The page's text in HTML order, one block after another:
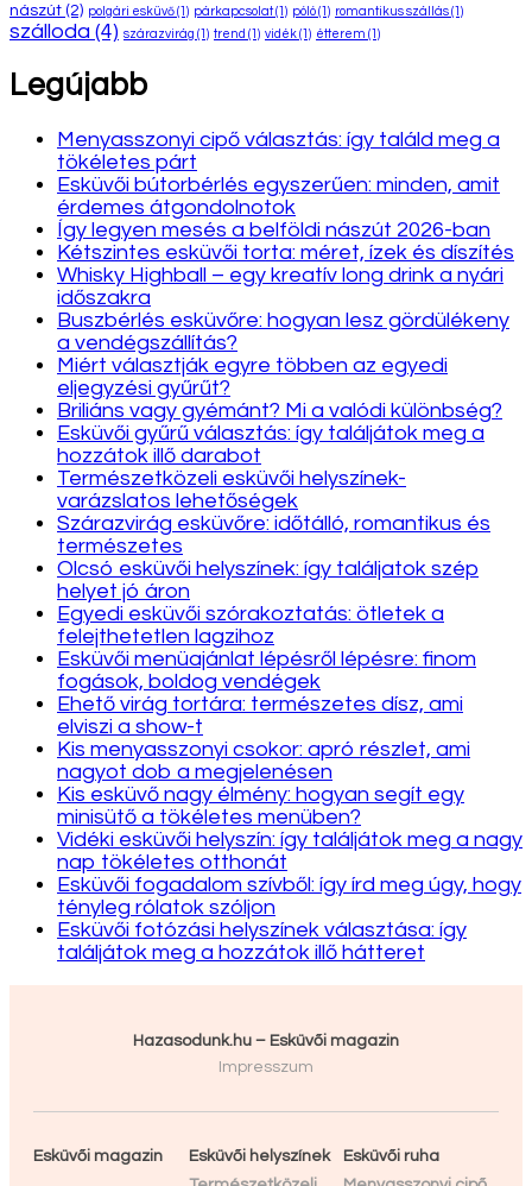
nászút (2) polgári esküvő(1) párkapcsolat(1) póló(1) romantikus szállás(1)
szálloda (4) szárazvirág (1) trend (1) vidék(1) étterem (1)
Legújabb
Menyasszonyi cipő választás: így találd meg a
tökéletes párt
Esküvői bútorbérlés egyszerűen: minden, amit
érdemes átgondolnotok
Így legyen mesés a belföldi nászút 2026-ban
Kétszintes esküvői torta: méret, ízek és díszítés
Whisky Highball – egy kreatív long drink a nyári
időszakra
Buszbérlés esküvőre: hogyan lesz gördülékeny
a vendégszállítás?
Miért választják egyre többen az egyedi
eljegyzési gyűrűt?
Briliáns vagy gyémánt? Mi a valódi különbség?
Esküvői gyűrű választás: így találjátok meg a
hozzátok illő darabot
Természetközeli esküvői helyszínek-
varázslatos lehetőségek
Szárazvirág esküvőre: időtálló, romantikus és
természetes
Olcsó esküvői helyszínek: így találjatok szép
helyet jó áron
Egyedi esküvői szórakoztatás: ötletek a
felejthetetlen lagzihoz
Esküvői menüajánlat lépésről lépésre: finom
fogások, boldog vendégek
Ehető virág tortára: természetes dísz, ami
elviszi a show-t
Kis menyasszonyi csokor: apró részlet, ami
nagyot dob a megjelenésen
Kis esküvő nagy élmény: hogyan segít egy
minisütő a tökéletes menüben?
Vidéki esküvői helyszín: így találjátok meg a nagy
nap tökéletes otthonát
Esküvői fogadalom szívből: így írd meg úgy, hogy
tényleg rólatok szóljon
Esküvői fotózási helyszínek választása: így
találjátok meg a hozzátok illő hátteret
Hazasodunk.hu – Esküvői magazin
Impresszum
Esküvői magazin
Esküvői helyszínek
Esküvői ruha